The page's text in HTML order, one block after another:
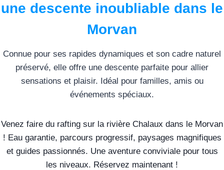
une descente inoubliable dans le
Morvan
Connue pour ses rapides dynamiques et son cadre naturel
préservé, elle offre une descente parfaite pour allier
sensations et plaisir. Idéal pour familles, amis ou
événements spéciaux.
Venez faire du rafting sur la rivière Chalaux dans le Morvan
! Eau garantie, parcours progressif, paysages magnifiques
et guides passionnés. Une aventure conviviale pour tous
les niveaux. Réservez maintenant !